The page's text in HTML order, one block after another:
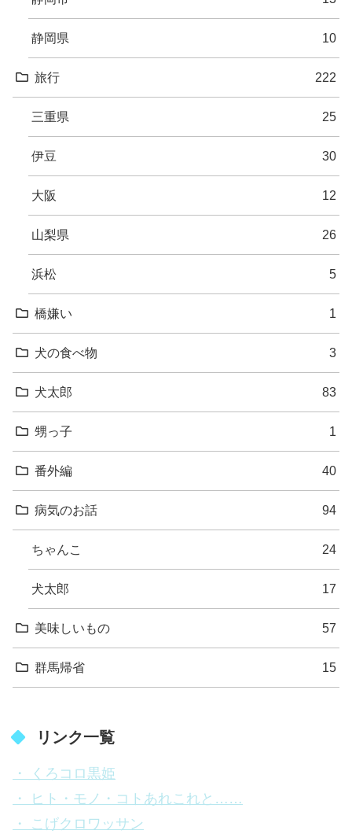
静岡県 10
旅行 222
三重県 25
伊豆 30
大阪 12
山梨県 26
浜松 5
橋嫌い 1
犬の食べ物 3
犬太郎 83
甥っ子 1
番外編 40
病気のお話 94
ちゃんこ 24
犬太郎 17
美味しいもの 57
群馬帰省 15
リンク一覧
・ くろコロ黒姫
・ ヒト・モノ・コトあれこれと……
・ こげクロワッサン